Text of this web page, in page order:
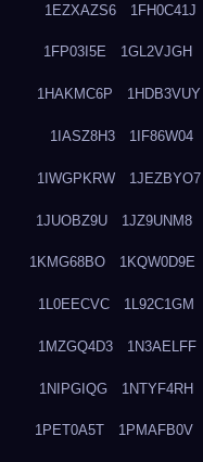
1EZXAZS6 1FH0C41J
1FP03I5E 1GL2VJGH
1HAKMC6P 1HDB3VUY
1IASZ8H3 1IF86W04
1IWGPKRW 1JEZBYO7
1JUOBZ9U 1JZ9UNM8
1KMG68BO 1KQW0D9E
1L0EECVC 1L92C1GM
1MZGQ4D3 1N3AELFF
1NIPGIQG 1NTYF4RH
1PET0A5T 1PMAFB0V